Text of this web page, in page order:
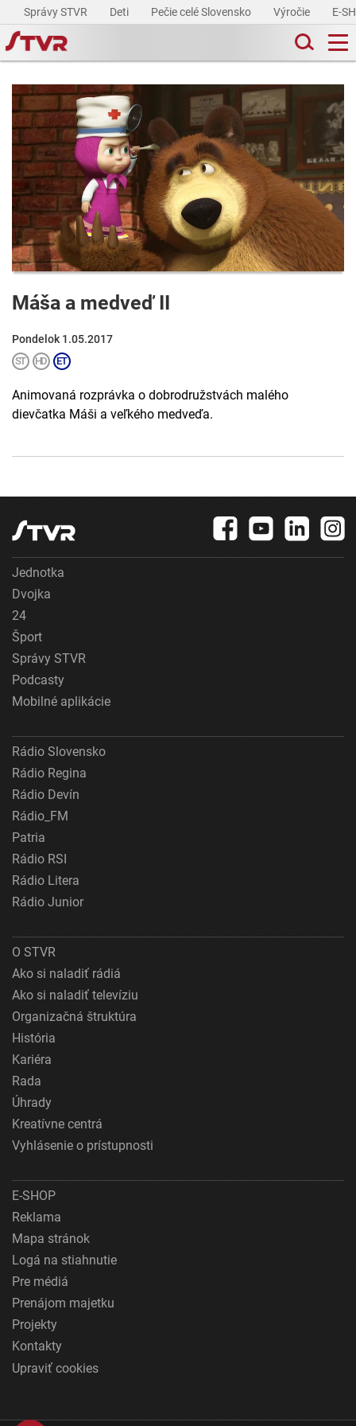
Správy STVR Deti Pečie celé Slovensko Výročie E-
Máša a medveď II
Pondelok 1.05.2017
Animovaná rozprávka o dobrodružstvách malého
dievčatka Máši a veľkého medveďa.
Jednotka
Dvojka
24
Šport
Správy STVR
Podcasty
Mobilné aplikácie
Rádio Slovensko
Rádio Regina
Rádio Devín
Rádio_FM
Patria
Rádio RSI
Rádio Litera
Rádio Junior
O STVR
Ako si naladiť rádiá
Ako si naladiť televíziu
Organizačná štruktúra
História
Kariéra
Rada
Úhrady
Kreatívne centrá
Vyhlásenie o prístupnosti
E-SHOP
Reklama
Mapa stránok
Logá na stiahnutie
Pre médiá
Prenájom majetku
Projekty
Kontakty
Upraviť cookies